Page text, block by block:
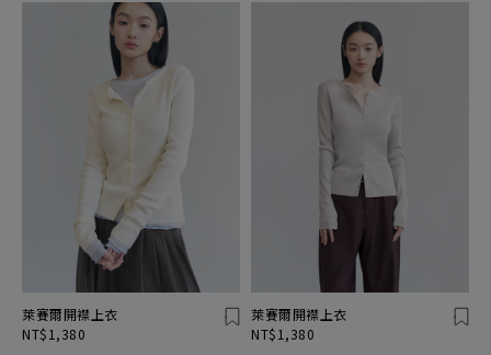
萊賽爾開襟上衣
NT$1,380
萊賽爾開襟上衣
NT$1,380